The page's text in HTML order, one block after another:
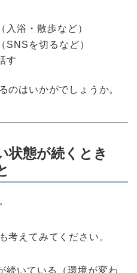
入浴・散歩など）
SNSを切るなど）
す
のはいかがでしょうか。
状態が続くとき
考えてみてください。
続いている（環境が変わ